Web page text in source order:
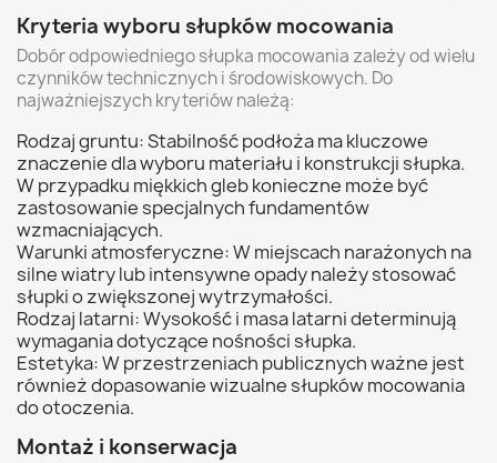
Kryteria wyboru słupków mocowania
Dobór odpowiedniego słupka mocowania zależy od wielu
czynników technicznych i środowiskowych. Do
najważniejszych kryteriów należą:
Rodzaj gruntu: Stabilność podłoża ma kluczowe
znaczenie dla wyboru materiału i konstrukcji słupka.
W przypadku miękkich gleb konieczne może być
zastosowanie specjalnych fundamentów
wzmacniających.
Warunki atmosferyczne: W miejscach narażonych na
silne wiatry lub intensywne opady należy stosować
słupki o zwiększonej wytrzymałości.
Rodzaj latarni: Wysokość i masa latarni determinują
wymagania dotyczące nośności słupka.
Estetyka: W przestrzeniach publicznych ważne jest
również dopasowanie wizualne słupków mocowania
do otoczenia.
Montaż i konserwacja